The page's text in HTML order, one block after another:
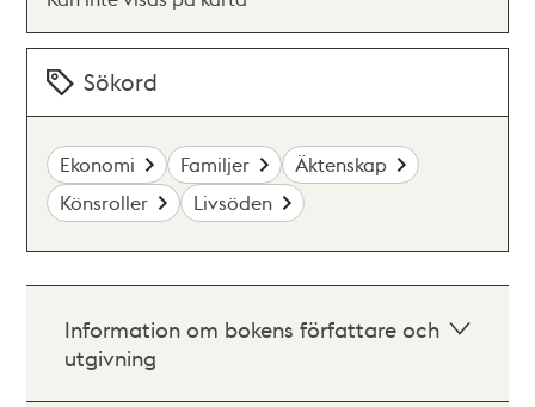
Sökord
Ekonomi Familjer
Äktenskap
Könsroller
Livsöden
Information om bokens författare och
utgivning